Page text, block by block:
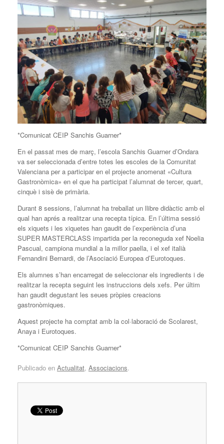
*Comunicat CEIP Sanchis Guarner*
En el passat mes de març, l’escola Sanchis Guarner d’Ondara
va ser seleccionada d’entre totes les escoles de la Comunitat
Valenciana per a participar en el projecte anomenat «Cultura
Gastronòmica» en el que ha participat l’alumnat de tercer, quart,
cinquè i sisè de primària.
Durant 8 sessions, l’alumnat ha treballat un llibre didàctic amb el
qual han aprés a realitzar una recepta típica. En l’última sessió
els xiquets i les xiquetes han gaudit de l’experiència d’una
SUPER MASTERCLASS impartida per la reconeguda xef Noelia
Pascual, campiona mundial a la millor paella, i el xef italià
Fernandini Bernardi, de l’Asociació Europea d’Eurotoques.
Els alumnes s’han encarregat de seleccionar els ingredients i de
realitzar la recepta seguint les instruccions dels xefs. Per últim
han gaudit degustant les seues pròpies creacions
gastronòmiques.
Aquest projecte ha comptat amb la col·laboració de Scolarest,
Anaya i Eurotoques.
*Comunicat CEIP Sanchis Guarner*
Publicado en Actualitat, Associacions.